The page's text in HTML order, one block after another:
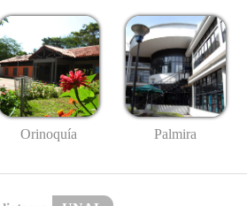
Orinoquía Palmira